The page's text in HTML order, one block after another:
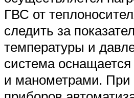
ГВС от
следить за
температуры и
система
и манометрами.